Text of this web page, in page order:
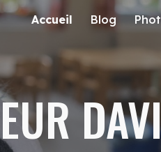
Skip to
Accueil Blog